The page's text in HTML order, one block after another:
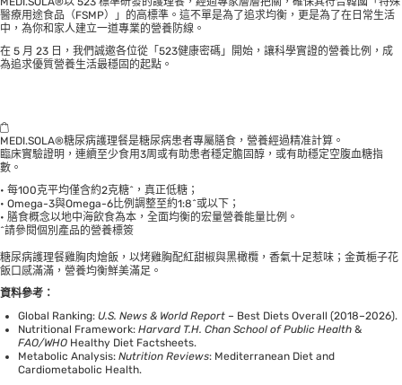
醫療用途食品（FSMP）」的高標準。這不單是為了追求均衡，更是為了在日常生活
中，為你和家人建立一道專業的營養防線。
在 5 月 23 日，我們誠邀各位從「523健康密碼」開始，讓科學實證的營養比例，成
為追求優質營養生活最穩固的起點。
MEDI.SOLA®糖尿病護理餐是糖尿病患者專屬膳食，營養經過精准計算。
臨床實驗證明，連續至少食用3周或有助患者穩定膽固醇，或有助穩定空腹血糖指
數。
• 每100克平均僅含約2克糖^，真正低糖；
• Omega-3與Omega-6比例調整至約1:8^或以下；
• 膳食概念以地中海飲食為本，全面均衡的宏量營養能量比例。
^請參閱個別產品的營養標簽
糖尿病護理餐雞胸肉燴飯，以烤雞胸配紅甜椒與黑橄欖，香氣十足惹味；金黃梔子花
飯口感滿滿，營養均衡鮮美滿足。
資料參考：
Global Ranking: U.S. News & World Report – Best Diets Overall (2018–2026).
Nutritional Framework: Harvard T.H. Chan School of Public Health &
FAO/WHO Healthy Diet Factsheets.
Metabolic Analysis: Nutrition Reviews: Mediterranean Diet and
Cardiometabolic Health.